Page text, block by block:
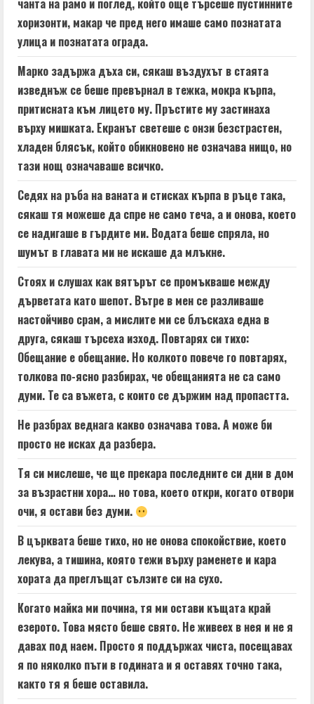
n
g
чанта на рамо и поглед, който още търсеше пустинните
хоризонти, макар че пред него имаше само познатата
улица и познатата ограда.
Марко задържа дъха си, сякаш въздухът в стаята
изведнъж се беше превърнал в тежка, мокра кърпа,
притисната към лицето му. Пръстите му застинаха
върху мишката. Екранът светеше с онзи безстрастен,
хладен блясък, който обикновено не означава нищо, но
тази нощ означаваше всичко.
Седях на ръба на ваната и стисках кърпа в ръце така,
сякаш тя можеше да спре не само теча, а и онова, което
се надигаше в гърдите ми. Водата беше спряла, но
шумът в главата ми не искаше да млъкне.
Стоях и слушах как вятърът се промъкваше между
дърветата като шепот. Вътре в мен се разливаше
настойчиво срам, а мислите ми се блъскаха една в
друга, сякаш търсеха изход. Повтарях си тихо:
Обещание е обещание. Но колкото повече го повтарях,
толкова по-ясно разбирах, че обещанията не са само
думи. Те са въжета, с които се държим над пропастта.
Не разбрах веднага какво означава това. А може би
просто не исках да разбера.
Тя си мислеше, че ще прекара последните си дни в дом
за възрастни хора… но това, което откри, когато отвори
очи, я остави без думи.
В църквата беше тихо, но не онова спокойствие, което
лекува, а тишина, която тежи върху раменете и кара
хората да преглъщат сълзите си на сухо.
Когато майка ми почина, тя ми остави къщата край
езерото. Това място беше свято. Не живеех в нея и не я
давах под наем. Просто я поддържах чиста, посещавах
я по няколко пъти в годината и я оставях точно така,
както тя я беше оставила.